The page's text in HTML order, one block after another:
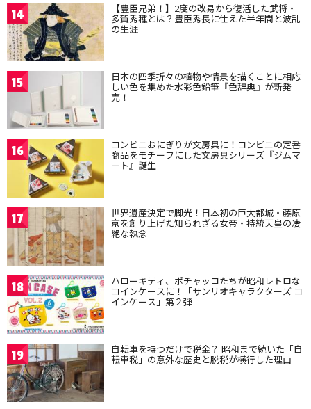
14 【豊臣兄弟！】2度の改易から復活した武将・
多賀秀種とは？豊臣秀長に仕えた半年間と波乱
の生涯
15 日本の四季折々の植物や情景を描くことに相応
しい色を集めた水彩色鉛筆『色辞典』が新発
売！
16 コンビニおにぎりが文房具に！コンビニの定番
商品をモチーフにした文房具シリーズ『ジムマ
ート』誕生
17 世界遺産決定で脚光！日本初の巨大都城・藤原
京を創り上げた知られざる女帝・持統天皇の凄
絶な執念
18 ハローキティ、ポチャッコたちが昭和レトロな
コインケースに！「サンリオキャラクターズ コ
インケース」第２弾
19 自転車を持つだけで税金？ 昭和まで続いた「自
転車税」の意外な歴史と脱税が横行した理由